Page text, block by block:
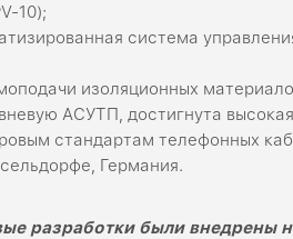
10);
система
изоляционных
АСУТП, достигнута высокая
стандартам телефонных
Германия.
разработки были внедрены